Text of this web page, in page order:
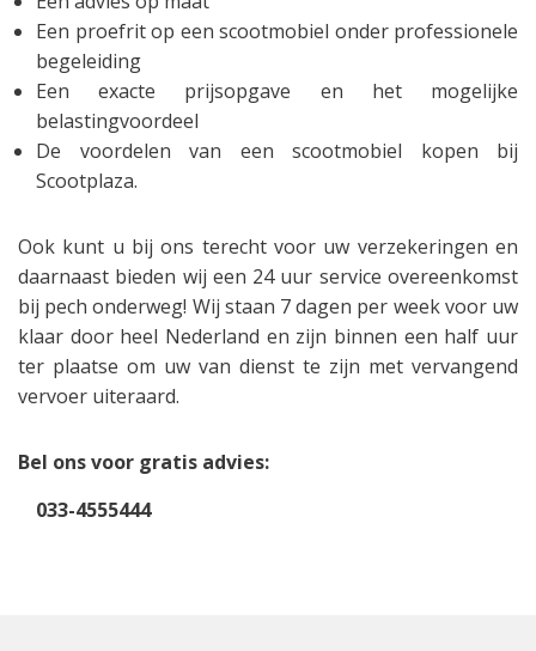
Een proefrit op een scootmobiel onder professionele
begeleiding
Een exacte prijsopgave en het mogelijke
belastingvoordeel
De voordelen van een scootmobiel kopen bij
Scootplaza.
Ook kunt u bij ons terecht voor uw verzekeringen en
daarnaast bieden wij een 24 uur service overeenkomst
bij pech onderweg! Wij staan 7 dagen per week voor uw
klaar door heel Nederland en zijn binnen een half uur
ter plaatse om uw van dienst te zijn met vervangend
vervoer uiteraard.
Bel ons voor gratis advies:
033-4555444